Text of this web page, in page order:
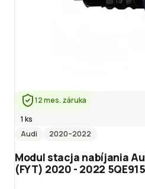
12 mes. záruka
1 ks
Audi
2020–2022
Modul stacja nabíjania
(FYT) 2020 - 2022